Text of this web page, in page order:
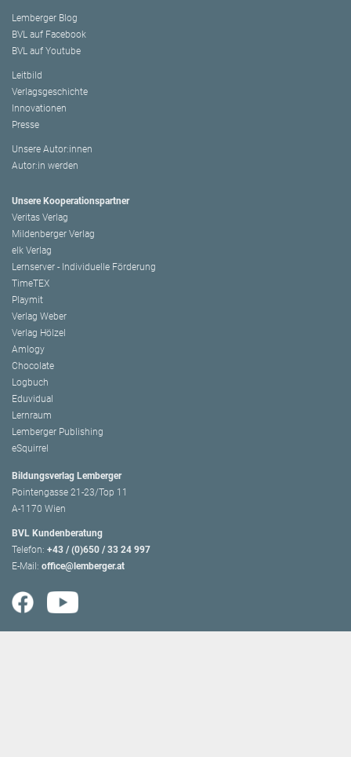
Lemberger Blog
BVL auf Facebook
BVL auf Youtube
Leitbild
Verlagsgeschichte
Innovationen
Presse
Unsere Autor:innen
Autor:in werden
Unsere Kooperationspartner
Veritas Verlag
Mildenberger Verlag
elk Verlag
Lernserver - Individuelle Förderung
TimeTEX
Playmit
Verlag Weber
Verlag Hölzel
Amlogy
Chocolate
Logbuch
Eduvidual
Lernraum
Lemberger Publishing
eSquirrel
Bildungsverlag Lemberger
Pointengasse 21-23/Top 11
A-1170 Wien
BVL Kundenberatung
Telefon: +43 / (0)650 / 33 24 997
E-Mail: office@lemberger.at